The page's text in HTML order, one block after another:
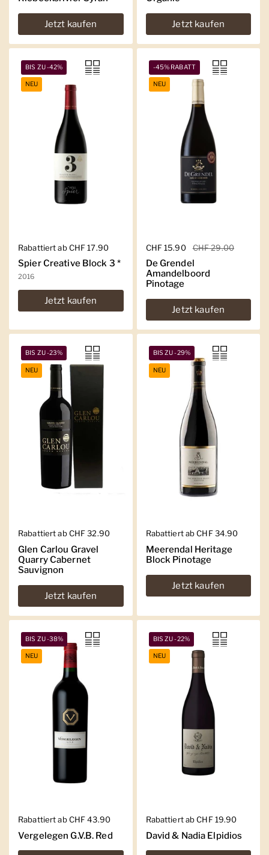
Jetzt kaufen Jetzt kaufen
Regulärer Preis
Rabattiert ab CHF 17.90
Spier Creative Block 3 *
2016
Jetzt kaufen
BIS ZU -42%
NEU
Regulärer Preis
CHF 15.90 Sale-Preis
CHF 29.00
De Grendel
Amandelboord
Pinotage
Jetzt kaufen
-45% RABATT
NEU
Regulärer Preis
Rabattiert ab CHF 32.90
Glen Carlou Gravel
Quarry Cabernet
Sauvignon
Jetzt kaufen
BIS ZU -23%
NEU
Regulärer Preis
Rabattiert ab CHF 34.90
Meerendal Heritage
Block Pinotage
Jetzt kaufen
BIS ZU -29%
NEU
Regulärer Preis
Rabattiert ab CHF 43.90
Vergelegen G.V.B. Red
BIS ZU -38%
NEU
Regulärer Preis
Rabattiert ab CHF 19.90
David & Nadia Elpidios
BIS ZU -22%
NEU